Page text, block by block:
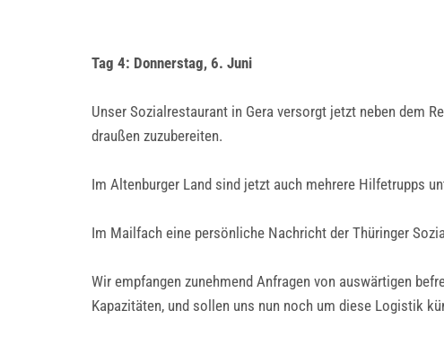
Tag 4: Donnerstag, 6. Juni
Unser Sozialrestaurant in Gera versorgt jetzt neben dem
draußen zuzubereiten.
Im Altenburger Land sind jetzt auch mehrere Hilfetrupps
Im Mailfach eine persönliche Nachricht der Thüringer
Wir empfangen zunehmend Anfragen von auswärtigen
Kapazitäten, und sollen uns nun noch um diese Logistik